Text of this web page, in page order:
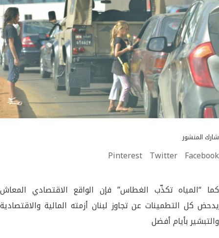
شارك المنشور
Facebook
Twitter
Pinterest
كما “المياه تكذّب الغطاس” فإن الواقع الاقتصادي المعاش
يدحض كل التطمينات عن تجاوز لبنان أزمته المالية والاقتصادية
والتبشير بأيام أفضل